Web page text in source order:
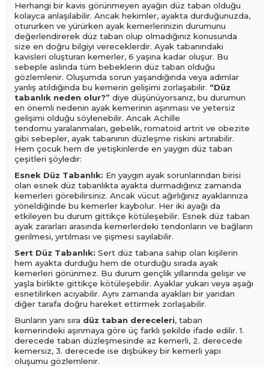
Herhangi bir kavis görünmeyen ayağın düz taban olduğu
kolayca anlaşılabilir. Ancak hekimler, ayakta durduğunuzda,
otururken ve yürürken ayak kemerlerinizin durumunu
değerlendirerek düz taban olup olmadığınız konusunda
size en doğru bilgiyi vereceklerdir. Ayak tabanındaki
kavisleri oluşturan kemerler, 6 yaşına kadar oluşur. Bu
sebeple aslında tüm bebeklerin düz taban olduğu
gözlemlenir. Oluşumda sorun yaşandığında veya adımlar
yanlış atıldığında bu kemerin gelişimi zorlaşabilir. “Düz
tabanlık neden olur?” diye düşünüyorsanız, bu durumun
en önemli nedenin ayak kemerinin aşınması ve yetersiz
gelişimi olduğu söylenebilir. Ancak Achille
tendomu yaralanmaları, gebelik, romatoid artrit ve obezite
gibi sebepler, ayak tabanının düzleşme riskini artırabilir.
Hem çocuk hem de yetişkinlerde en yaygın düz taban
çeşitleri şöyledir:
Esnek Düz Tabanlık: En yaygın ayak sorunlarından birisi
olan esnek düz tabanlıkta ayakta durmadığınız zamanda
kemerleri görebilirsiniz. Ancak vücut ağırlığınız ayaklarınıza
yöneldiğinde bu kemerler kaybolur. Her iki ayağı da
etkileyen bu durum gittikçe kötüleşebilir. Esnek düz taban
ayak zararları arasında kemerlerdeki tendonların ve bağların
gerilmesi, yırtılması ve şişmesi sayılabilir.
Sert Düz Tabanlık: Sert düz tabana sahip olan kişilerin
hem ayakta durduğu hem de oturduğu sırada ayak
kemerleri görünmez. Bu durum gençlik yıllarında gelişir ve
yaşla birlikte gittikçe kötüleşebilir. Ayaklar yukarı veya aşağı
esnetilirken acıyabilir. Aynı zamanda ayakları bir yandan
diğer tarafa doğru hareket ettirmek zorlaşabilir.
Bunların yanı sıra düz taban dereceleri, taban
kemerindeki aşınmaya göre üç farklı şekilde ifade edilir. 1.
derecede taban düzleşmesinde az kemerli, 2. derecede
kemersiz, 3. derecede ise dışbükey bir kemerli yapı
oluşumu gözlemlenir.